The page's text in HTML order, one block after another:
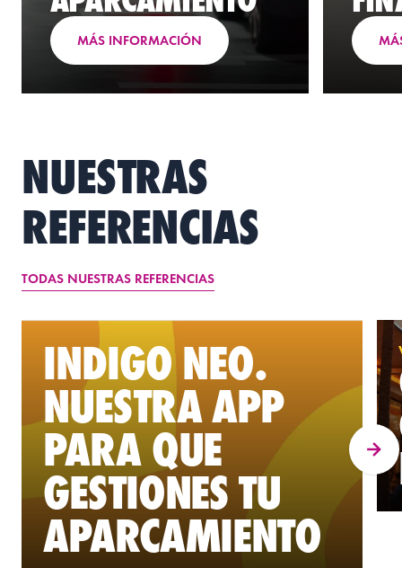
MÁS INFORMACIÓN
NUESTRAS
REFERENCIAS
TODAS NUESTRAS REFERENCIAS
INDIGO NEO.
NUESTRA APP
PARA QUE
GESTIONES TU
APARCAMIENTO